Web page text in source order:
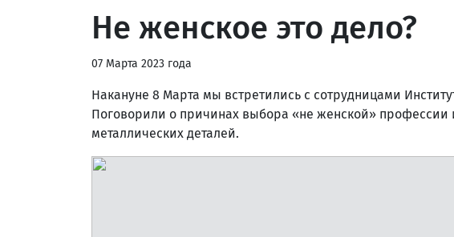
Не женское это дело?
07 Марта 2023 года
Накануне 8 Марта мы встретились с сотрудницами
Поговорили о причинах выбора «не женской»
металлических деталей.